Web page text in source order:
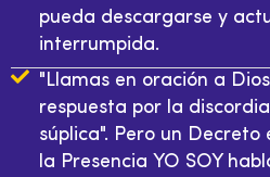
pueda descargarse y
interrumpida.
"Llamas en oración a
respuesta por la
súplica". Pero un Decreto
la Presencia YO SOY